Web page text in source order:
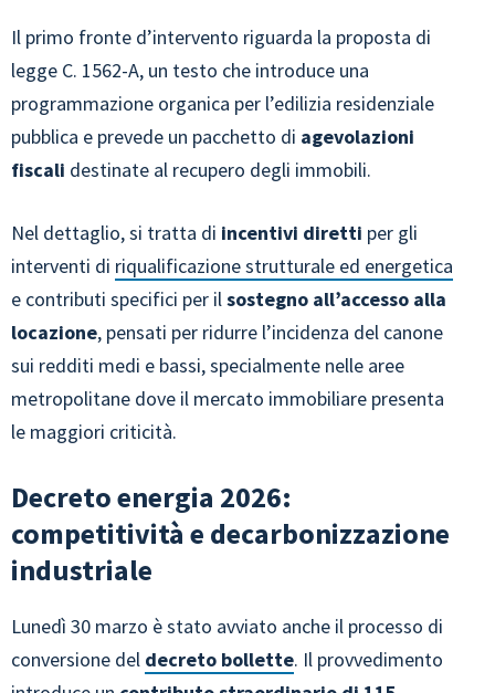
Il primo fronte d’intervento riguarda la proposta di
legge C. 1562-A, un testo che introduce una
programmazione organica per l’edilizia residenziale
pubblica e prevede un pacchetto di agevolazioni
fiscali destinate al recupero degli immobili.
Nel dettaglio, si tratta di incentivi diretti per gli
interventi di riqualificazione strutturale ed energetica
e contributi specifici per il sostegno all’accesso alla
locazione, pensati per ridurre l’incidenza del canone
sui redditi medi e bassi, specialmente nelle aree
metropolitane dove il mercato immobiliare presenta
le maggiori criticità.
Decreto energia 2026:
competitività e decarbonizzazione
industriale
Lunedì 30 marzo è stato avviato anche il processo di
conversione del decreto bollette. Il provvedimento